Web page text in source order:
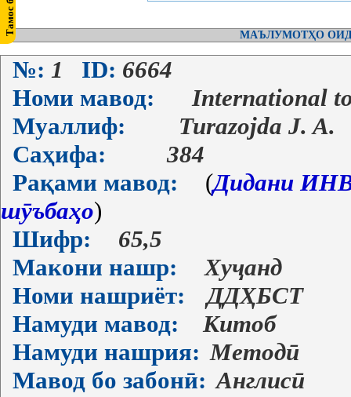
МАЪЛУМОТҲО
№: 1 ID: 6664
Номи мавод:
International
Муаллиф:
Turazojda J. A.
Саҳифа:
384
Рақами мавод:
(Дидани
шӯъбаҳо)
Шифр:
65,5
Макони нашр:
Хуҷанд
Номи нашриёт:
ДДҲБСТ
Намуди мавод:
Китоб
Намуди нашрия: Методӣ
Мавод бо забонӣ: Англисӣ